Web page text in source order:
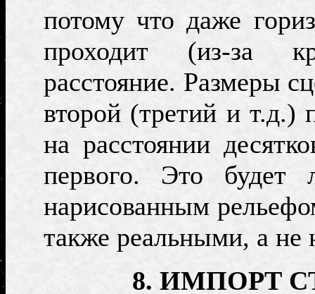
потому что даже
проходит (из-за
расстояние. Размеры
второй (третий и т.д.)
на расстоянии
первого. Это
нарисованным
также реальными, а не
8. ИМПОРТ